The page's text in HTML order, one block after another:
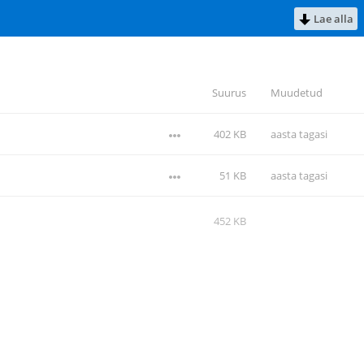
Lae alla
Suurus Muudetud
402 KB aasta tagasi
51 KB aasta tagasi
452 KB